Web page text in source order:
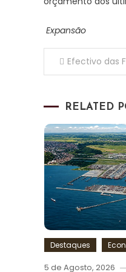
Expansão
artigos
Efectivo das FAA
RELATED
Destaques
5 de Agosto, 2026